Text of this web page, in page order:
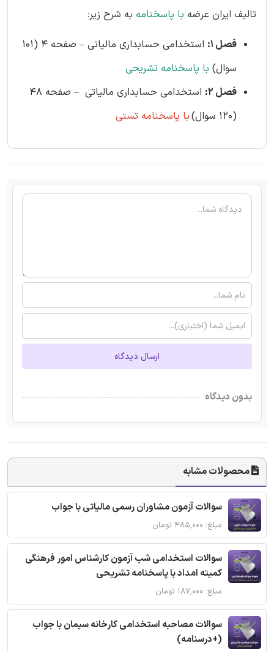
تالیف ایران عرضه با پاسخنامه به شرح زیر:
فصل 1:
استخدامی حسابداری مالیاتی – صفحه 4 (101
سوال) با پاسخنامه تشریحی
فصل 2:
استخدامی حسابداری مالیاتی – صفحه 48
(120 سوال)
با پاسخنامه تستی
ارسال دیدگاه
بدون دیدگاه
محصولات مشابه
سوالات آزمون مشاوران رسمی مالیاتی با جواب
مبلغ: ۴۸۵,۰۰۰ تومان
سوالات استخدامی شب آزمون کارشناس امور فرهنگی
کمیته امداد با پاسخنامه تشریحی
مبلغ: ۱۸۷,۰۰۰ تومان
سوالات مصاحبه استخدامی کارخانه سیمان با جواب
(+درسنامه)